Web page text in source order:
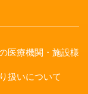
医療機関・施設様
扱いについて